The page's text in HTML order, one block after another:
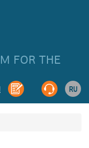
FOR THE